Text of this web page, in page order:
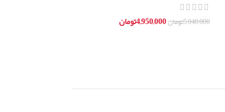
5,040,000تومان4,950,000تومان